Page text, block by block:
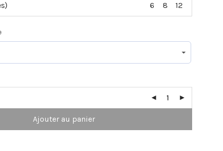
6 8 12
Ajouter au panier